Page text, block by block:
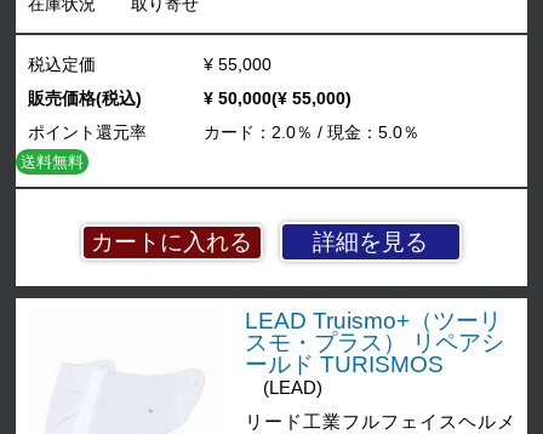
詳細を見る
税込定価
¥ 55,000
販売価格(税込)
¥ 50,000(¥ 55,000)
ポイント還元率
カード：2.0％ / 現金：5.0％
送料無料
LEAD Truismo+（ツーリ
スモ・プラス） リペアシ
ールド TURISMOS
(LEAD)
リード工業フルフェイスヘルメ